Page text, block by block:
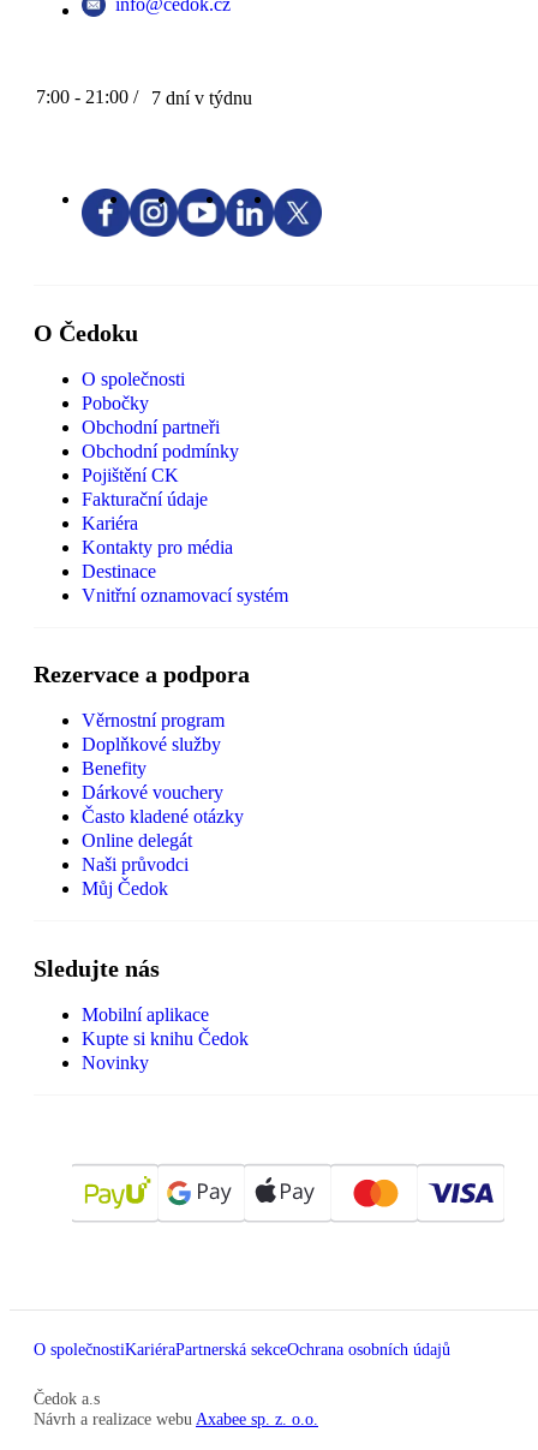
info@cedok.cz
7:00 - 21:00 / 7 dní v týdnu
O Čedoku
O společnosti
Pobočky
Obchodní partneři
Obchodní podmínky
Pojištění CK
Fakturační údaje
Kariéra
Kontakty pro média
Destinace
Vnitřní oznamovací systém
Rezervace a podpora
Věrnostní program
Doplňkové služby
Benefity
Dárkové vouchery
Často kladené otázky
Online delegát
Naši průvodci
Můj Čedok
Sledujte nás
Mobilní aplikace
Kupte si knihu Čedok
Novinky
O společnostiKariéraPartnerská sekceOchrana osobních údajů
Čedok a.s
Návrh a realizace webu Axabee sp. z. o.o.